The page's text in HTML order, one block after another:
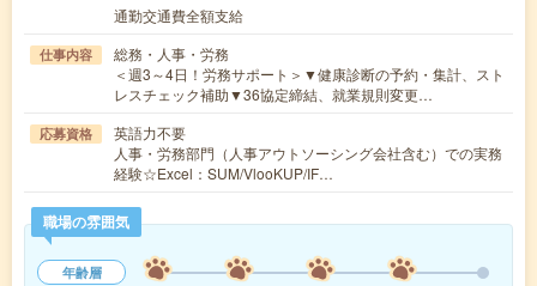
通勤交通費全額支給
仕事内容
総務・人事・労務
＜週3～4日！労務サポート＞▼健康診断の予約・集計、スト
レスチェック補助▼36協定締結、就業規則変更…
応募資格
英語力不要
人事・労務部門（人事アウトソーシング会社含む）での実務
経験☆Excel：SUM/VlooKUP/IF…
職場の雰囲気
年齢層